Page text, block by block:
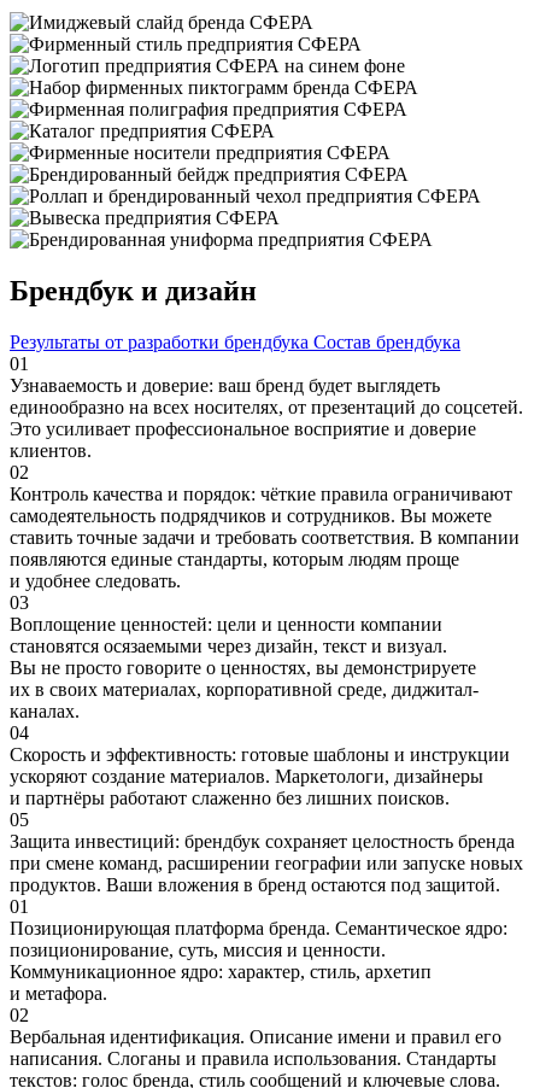
Брендбук и дизайн
Результаты от разработки брендбука Состав брендбука
01
Узнаваемость и доверие: ваш бренд будет выглядеть
единообразно на всех носителях, от презентаций до соцсетей.
Это усиливает профессиональное восприятие и доверие
клиентов.
02
Контроль качества и порядок: чёткие правила ограничивают
самодеятельность подрядчиков и сотрудников. Вы можете
ставить точные задачи и требовать соответствия. В компании
появляются единые стандарты, которым людям проще
и удобнее следовать.
03
Воплощение ценностей: цели и ценности компании
становятся осязаемыми через дизайн, текст и визуал.
Вы не просто говорите о ценностях, вы демонстрируете
их в своих материалах, корпоративной среде, диджитал-
каналах.
04
Скорость и эффективность: готовые шаблоны и инструкции
ускоряют создание материалов. Маркетологи, дизайнеры
и партнёры работают слаженно без лишних поисков.
05
Защита инвестиций: брендбук сохраняет целостность бренда
при смене команд, расширении географии или запуске новых
продуктов. Ваши вложения в бренд остаются под защитой.
01
Позиционирующая платформа бренда. Семантическое ядро:
позиционирование, суть, миссия и ценности.
Коммуникационное ядро: характер, стиль, архетип
и метафора.
02
Вербальная идентификация. Описание имени и правил его
написания. Слоганы и правила использования. Стандарты
текстов: голос бренда, стиль сообщений и ключевые слова.